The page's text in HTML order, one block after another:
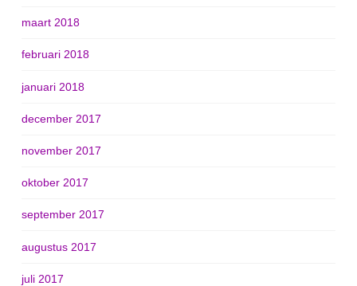
maart 2018
februari 2018
januari 2018
december 2017
november 2017
oktober 2017
september 2017
augustus 2017
juli 2017